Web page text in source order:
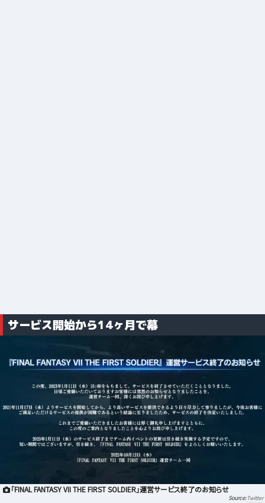
サービス開始から14ヶ月で幕
「FINAL FANTASY VII THE FIRST SOLDIER」運営サービス終了のお知らせ
Twitter